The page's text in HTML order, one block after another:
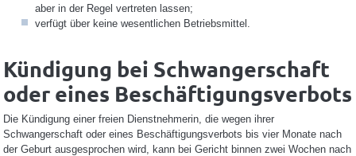
aber in der Regel vertreten lassen;
verfügt über keine wesentlichen Betriebsmittel.
Kündigung bei Schwangerschaft
oder eines Beschäftigungsverbots
Die Kündigung einer freien Dienstnehmerin, die wegen ihrer
Schwangerschaft oder eines Beschäftigungsverbots bis vier Monate nach
der Geburt ausgesprochen wird, kann bei Gericht binnen zwei Wochen nach